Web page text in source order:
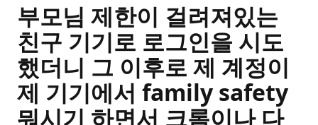
부모님 제한이 걸려져있는
친구 기기로 로그인을 시도
했더니 그 이후로 제 계정이
제 기기에서 family safety
뭐시기 하면서 크롬이나 다